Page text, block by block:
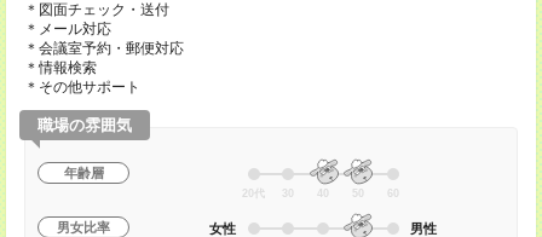
＊図面チェック・送付
＊メール対応
＊会議室予約・郵便対応
＊情報検索
＊その他サポート
職場の雰囲気
年齢層
20代 30 40 50 60
男女比率 女性 男性